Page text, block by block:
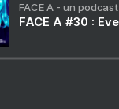
FACE A - un
FACE A #30 :